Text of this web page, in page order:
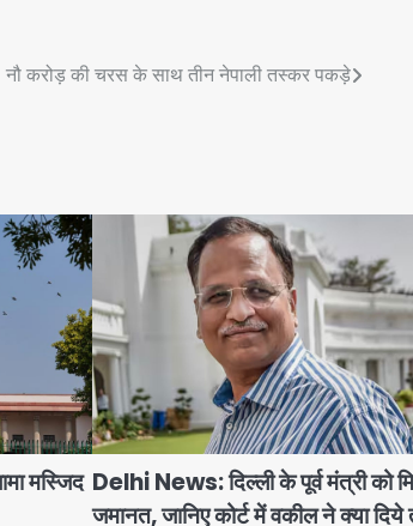
नौ करोड़ की चरस के साथ तीन नेपाली तस्कर पकड़े
मस्जिद Delhi News: दिल्ली के पूर्व मंत्री को
जमानत, जानिए कोर्ट में वकील ने क्या दिये